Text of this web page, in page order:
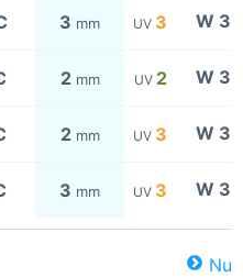
3 mm UV 3 W 3
2 mm UV 2 W 3
2 mm UV 3 W 3
3 mm UV 3 W 3
Nu